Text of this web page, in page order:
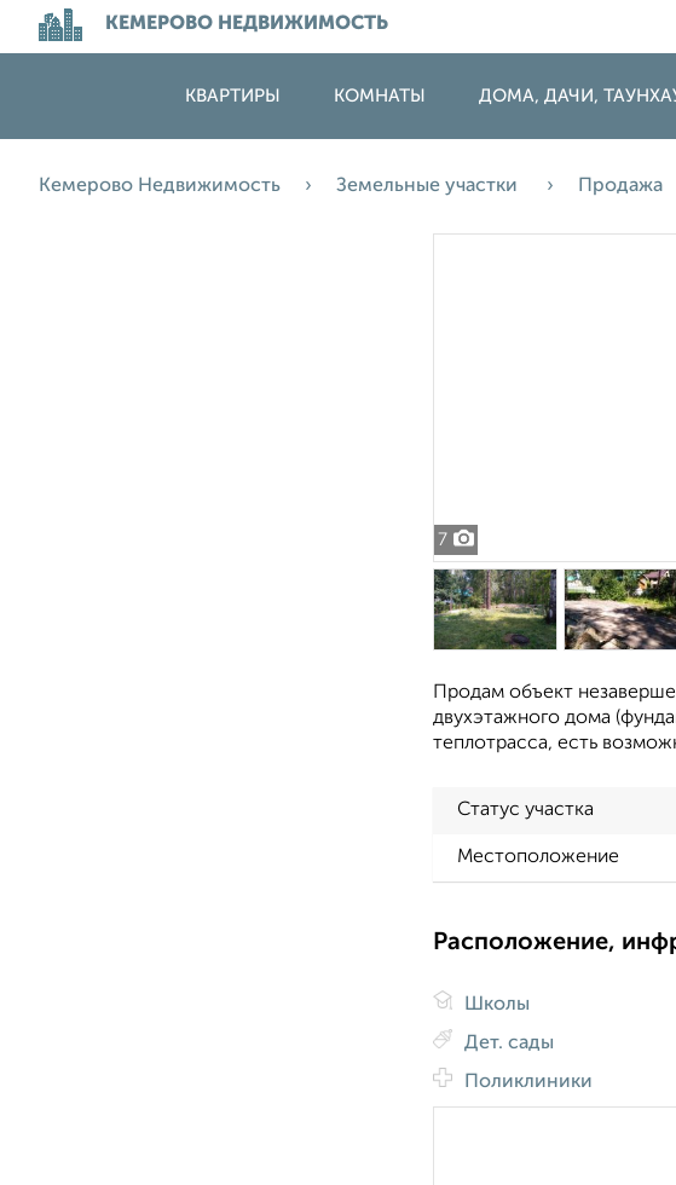
КЕМЕРОВО НЕДВИЖИМОСТЬ
КВАРТИРЫ КОМНАТЫ ДОМА, ДАЧИ,
Кемерово Недвижимость Земельные участки Продажа
7
Продам объект
двухэтажного дома
теплотрасса, есть
Статус участка
Местоположение
Расположение,
Школы
Дет. сады
Поликлиники